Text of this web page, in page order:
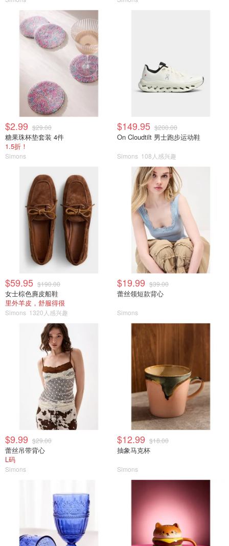
$2.99 $29.00
糖果珠杯垫套装 4件
1.5折！
Simons
$149.95 $200.00
On Cloudtilt 男士跑步运动鞋
Simons 108人感兴趣
$59.95 $190.00
女士棕色麂皮船鞋
里外羊皮，舒服得很
Simons 1320人感兴趣
$19.99 $39.00
蕾丝领短款背心
Simons
$9.99 $29.00
蕾丝吊带背心
L码
Simons
$12.99 $18.00
抽象马克杯
Simons